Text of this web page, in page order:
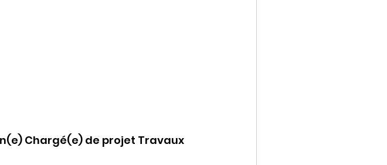
Chargé(e) de projet Travaux